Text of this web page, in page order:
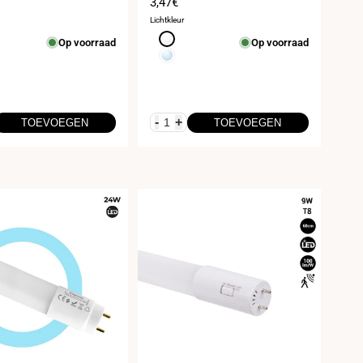
Op voorraad
TOEVOEGEN
Lichtkleur
Neutraal
wit
Koud
Op voorraad
- + TOEVOEGEN